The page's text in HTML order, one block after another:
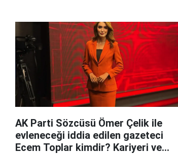
AK Parti Sözcüsü Ömer Çelik ile
evleneceği iddia edilen gazeteci
Ecem Toplar kimdir? Kariyeri ve